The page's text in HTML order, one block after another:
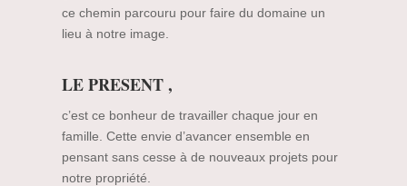
ce chemin parcouru pour faire du domaine un
lieu à notre image.
LE PRESENT ,
c’est ce bonheur de travailler chaque jour en
famille. Cette envie d’avancer ensemble en
pensant sans cesse à de nouveaux projets pour
notre propriété.